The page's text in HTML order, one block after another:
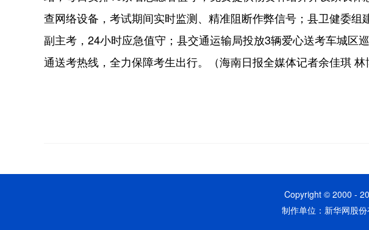
查网络设备，考试期间实时监测、精准阻断作弊信号；县卫健委组
副主考，24小时应急值守；县交通运输局投放3辆爱心送考车城区
通送考热线，全力保障考生出行。（海南日报全媒体记者余佳琪 林
Copyright © 2000 -
制作单位：新华网股